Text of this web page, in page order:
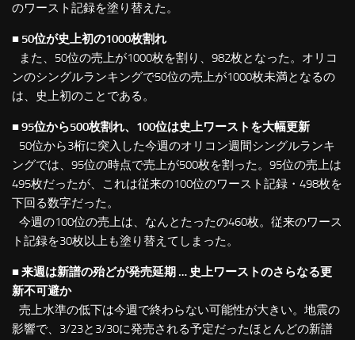
のワースト記録を塗り替えた。
■ 50位が史上初の1000枚割れ
また、50位の売上が1000枚を割り、982枚となった。オリコ
ンのシングルランキングで50位の売上が1000枚未満となるの
は、史上初のことである。
■ 95位から500枚割れ、100位は史上ワーストを大幅更新
50位から3桁に突入した今週のオリコン週間シングルランキ
ングでは、95位の時点で売上が500枚を割った。95位の売上は
495枚だったが、これは従来の100位のワースト記録・498枚を
下回る数字だった。
今週の100位の売上は、なんとたったの460枚。従来のワース
ト記録を30枚以上も塗り替えてしまった。
■ 来週は新譜の殆どが発売延期 … 史上ワーストのさらなる更
新不可避か
売上水準の低下は今週で終わらない可能性が大きい。地震の
影響で、3/23と3/30に発売される予定だったほとんどの新譜